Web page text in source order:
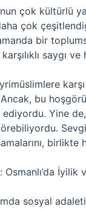
çok kültürlü
çok
bir
saygı
bu
Yine
İyilik
sosyal